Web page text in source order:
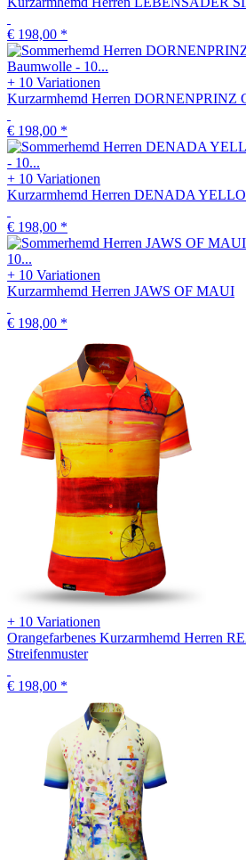
€ 198,00 *
+ 10 Variationen
Kurzarmhemd Herren DORNENPRINZ
€ 198,00 *
+ 10 Variationen
Kurzarmhemd Herren DENADA
€ 198,00 *
+ 10 Variationen
Kurzarmhemd Herren JAWS OF MAUI
€ 198,00 *
+ 10 Variationen
Orangefarbenes Kurzarmhemd Herren
Streifenmuster
€ 198,00 *